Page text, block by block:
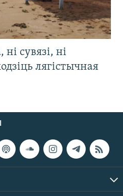
ні сувязі, ні
лягістычная